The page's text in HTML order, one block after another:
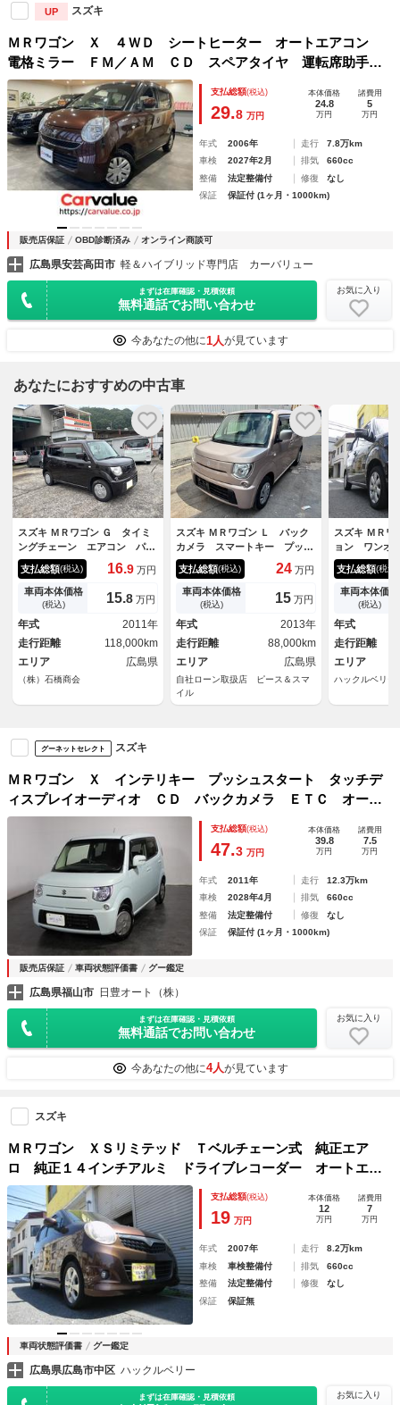
UP スズキ
ＭＲワゴン Ｘ ４ＷＤ シートヒーター オートエアコン
電格ミラー ＦＭ／ＡＭ ＣＤ スペアタイヤ 運転席助手席
エアバック 盗難防止装置 ベンチシート キーレスエントリ
ー
支払総額(税込)
29.8 万円
本体価格
24.8
万円
諸費用
5
万円
年式 2006年 走行
7.8万km
車検
2027年2月 排気
660cc
整備
法定整備付 修復
なし
保証
保証付 (1ヶ月・1000km)
販売店保証 OBD診断済み オンライン商談可
広島県安芸高田市 軽＆ハイブリッド専門店 カーバリュー
まずは在庫確認・見積依頼
無料通話でお問い合わせ
お気に入り
今あなたの他に1人が見ています
あなたにおすすめの中古車
スズキ ＭＲワゴン Ｇ タイミ
ングチェーン エアコン パワ
ステ バックモニター
支払総額(税込) 16.9 万円
車両本体価格
(税込) 15.8 万円
年式
2011年
走行距離
118,000km
エリア
広島県
（株）石橋商会
スズキ ＭＲワゴン Ｌ バック
カメラ スマートキー プッシ
ュスタート
支払総額(税込) 24 万円
車両本体価格
(税込) 15 万円
年式
2013年
走行距離
88,000km
エリア
広島県
自社ローン取扱店 ピース＆スマ
イル
スズキ ＭＲワ
ョン ワンオ
トチェーン
外ナビ ＥＴ
ト オートラ
コン ベンチ
インチアル
支払総額(税込)
車両本体価格
(税込)
年式
走行距離
エリア
ハックルベリー
グーネットセレクト スズキ
ＭＲワゴン Ｘ インテリキー プッシュスタート タッチデ
ィスプレイオーディオ ＣＤ バックカメラ ＥＴＣ オート
エアコン Ｆベンチシート＆アームレスト Ｒ分割可倒式シー
ト Ｐガラス Ｒワイパー マットバイザー 保証付
支払総額(税込)
47.3 万円
本体価格
39.8
万円
諸費用
7.5
万円
年式 2011年 走行
12.3万km
車検
2028年4月 排気
660cc
整備
法定整備付 修復
なし
保証
保証付 (1ヶ月・1000km)
販売店保証 車両状態評価書 グー鑑定
広島県福山市 日豊オート（株）
まずは在庫確認・見積依頼
無料通話でお問い合わせ
お気に入り
今あなたの他に4人が見ています
スズキ
ＭＲワゴン ＸＳリミテッド Ｔベルチェーン式 純正エア
ロ 純正１４インチアルミ ドライブレコーダー オートエア
コン車 スマートキー ＧＯＯ鑑定車
支払総額(税込)
19 万円
本体価格
12
万円
諸費用
7
万円
年式 2007年 走行
8.2万km
車検
車検整備付 排気
660cc
整備
法定整備付 修復
なし
保証
保証無
車両状態評価書 グー鑑定
広島県広島市中区 ハックルベリー
まずは在庫確認・見積依頼 お気に入り